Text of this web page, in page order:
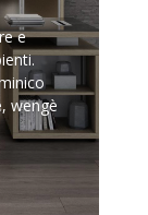
e
wengè